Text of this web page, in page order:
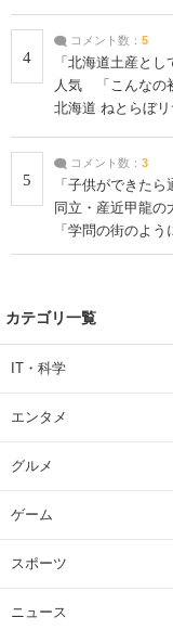
4
コメント数： 5
「北海道土産と
人気 「こんなの
北海道 ねとらぼリ
5
コメント数： 3
「子供ができた
同立・産近甲龍
「学問の街のよ
| 大学 ねとらぼリ
カテゴリ一覧
IT・科学
エンタメ
グルメ
ゲーム
スポーツ
ニュース